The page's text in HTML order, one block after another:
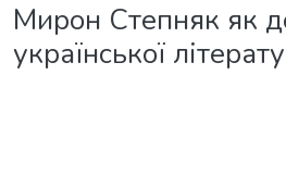
Мирон Степняк як
української